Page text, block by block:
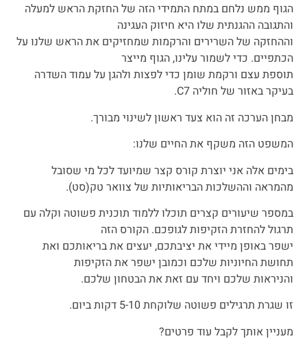
הגוף ממש נלחם במתח התמידי הזה של החזקת הראש למעלה
והתגובה ההגנתית שלו היא חיזוק העגינה
וההחזקה של השרירים והרקמות שמחזיקים את הראש שלנו על
הכתפיים. כדי לשמור עלינו, הגוף מייצר
תוספת עצם ורקמת שומן כדי לפצות ולהגן על עמוד השדרה
בעיקר באזור של חוליה C7.
מבחן הערכה זה הוא צעד ראשון לשינוי מבורך.
המשפט הזה משקף את החיים שלנו:
בימים אלה אני יוצרת קורס קצר שמיועד לכל מי שסובל
מהמראה וההשלכות הבריאותיות של צוואר טק(סט).
במספר שיעורים קצרים תוכלו ללמוד תוכנית פשוטה וקלה עם
תרגול להחזרת הזקיפות לגופכם. הקורס הזה
ישפר באופן מיידי את יציבתכם, יעצים את בריאותכם ואת
תחושת החיוניות שלכם וכמובן ישפר את הזקיפות
והניראות שלכם ויחד עם זאת את הבטחון שלכם.
זו שגרת תרגילים פשוטה שלוקחת 5-10 דקות ביום.
מעניין אותך לקבל עוד פרטים?